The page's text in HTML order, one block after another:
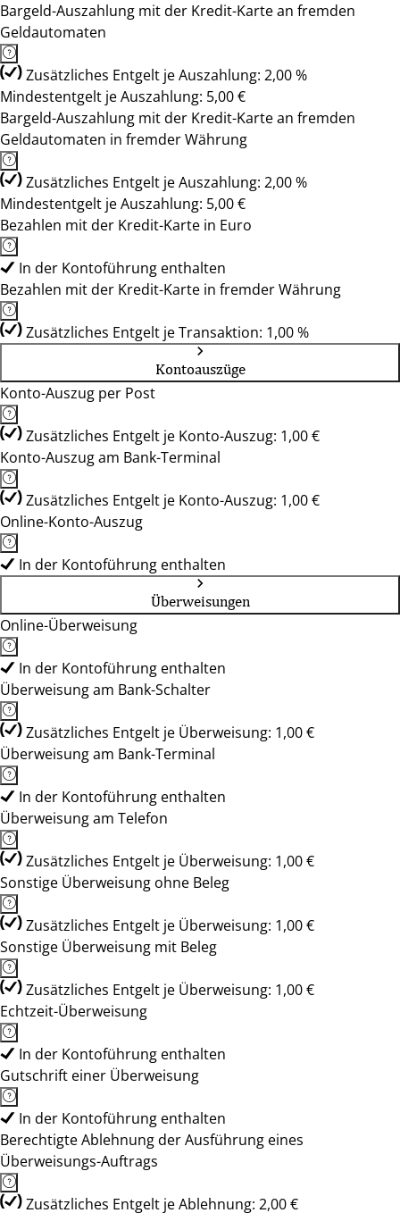
Bargeld-Auszahlung mit der Kredit-Karte an fremden
Geldautomaten
Zusätzliches Entgelt je Auszahlung: 2,00 %
Mindestentgelt je Auszahlung: 5,00 €
Bargeld-Auszahlung mit der Kredit-Karte an fremden
Geldautomaten in fremder Währung
Zusätzliches Entgelt je Auszahlung: 2,00 %
Mindestentgelt je Auszahlung: 5,00 €
Bezahlen mit der Kredit-Karte in Euro
In der Kontoführung enthalten
Bezahlen mit der Kredit-Karte in fremder Währung
Zusätzliches Entgelt je Transaktion: 1,00 %
Kontoauszüge
Konto-Auszug per Post
Zusätzliches Entgelt je Konto-Auszug: 1,00 €
Konto-Auszug am Bank-Terminal
Zusätzliches Entgelt je Konto-Auszug: 1,00 €
Online-Konto-Auszug
In der Kontoführung enthalten
Überweisungen
Online-Überweisung
In der Kontoführung enthalten
Überweisung am Bank-Schalter
Zusätzliches Entgelt je Überweisung: 1,00 €
Überweisung am Bank-Terminal
In der Kontoführung enthalten
Überweisung am Telefon
Zusätzliches Entgelt je Überweisung: 1,00 €
Sonstige Überweisung ohne Beleg
Zusätzliches Entgelt je Überweisung: 1,00 €
Sonstige Überweisung mit Beleg
Zusätzliches Entgelt je Überweisung: 1,00 €
Echtzeit-Überweisung
In der Kontoführung enthalten
Gutschrift einer Überweisung
In der Kontoführung enthalten
Berechtigte Ablehnung der Ausführung eines
Überweisungs-Auftrags
Zusätzliches Entgelt je Ablehnung: 2,00 €